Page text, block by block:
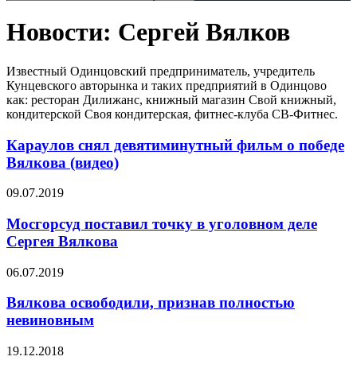
Новости: Сергей Вялков
Известный Одинцовский предприниматель, учредитель
Кунцевского авторынка и таких предприятий в Одинцово
как: ресторан Дилижанс, книжный магазин Свой книжный,
кондитерской Своя кондитерская, фитнес-клуба СВ-Фитнес.
Караулов снял девятиминутный фильм о победе
Вялкова (видео)
09.07.2019
Мосгорсуд поставил точку в уголовном деле
Сергея Вялкова
06.07.2019
Вялкова освободили, признав полностью
невиновным
19.12.2018